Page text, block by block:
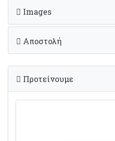
Images
Αποστολή
Προτείνουμε